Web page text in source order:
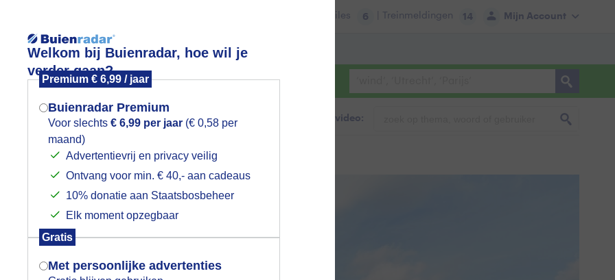
Welkom bij Buienradar, hoe wil je
verder gaan?
Premium € 6,99 / jaar
Buienradar Premium
Voor slechts € 6,99 per jaar (€ 0,58 per
maand)
Advertentievrij en privacy veilig
Ontvang voor min. € 40,- aan cadeaus
10% donatie aan Staatsbosbeheer
Elk moment opzegbaar
Gratis
Met persoonlijke advertenties
Mijn Account
Files 6 | Treinmeldingen 14
Lees meer.
Foto en video Weerzine
Zoeken in foto & video:
Mogen we je locatie gebruiken voor
het weer?
Indien je hier nog geen akkoord op hebt
gegeven, verschijnt er zo een pop-up uit
je browser waarin deze toestemming
gevraagd wordt.